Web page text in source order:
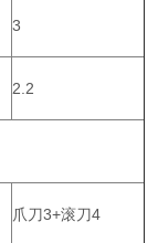
3
2.2
爪刀3+滚刀4